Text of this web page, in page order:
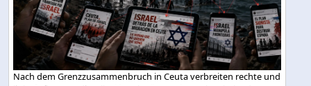
Nach dem Grenzzusammenbruch in Ceuta verbreiten rechte und